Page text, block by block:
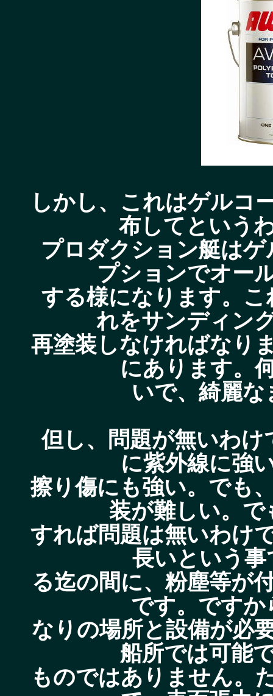
しかし、これはゲルコ
布してという
プロダクション艇は
プションでオー
する様になります。
れをサンディン
再塗装しなければなり
にあります。
いで、綺麗
但し、問題が無いわ
に紫外線に強
擦り傷にも強い。でも
装が難しい。
すれば問題は無いわけ
長いという
る迄の間に、粉塵等が
です。です
なりの場所と設備が必
船所では可能
ものではありません。